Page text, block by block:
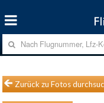
Zurück zu Fotos